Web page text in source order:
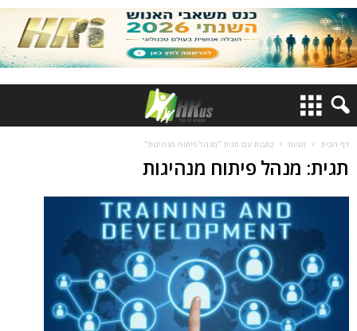
דף הבית תגיות כתבות עם תגית "מנהל פיתוח מנהיגות"
תגית: מנהל פיתוח מנהיגות